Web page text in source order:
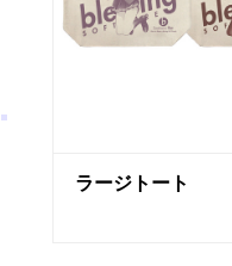
ラージトート